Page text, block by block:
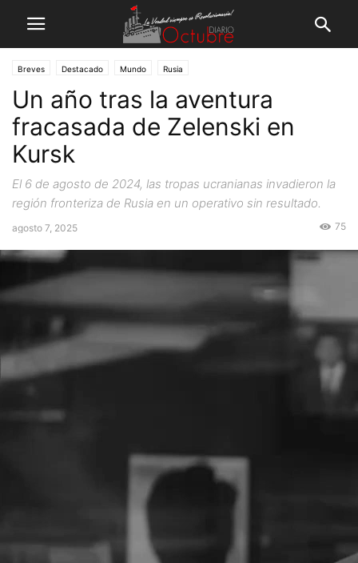
Breves Destacado Mundo Rusia
Un año tras la aventura
fracasada de Zelenski en
Kursk
El 6 de agosto de 2024, las tropas ucranianas invadieron la
región fronteriza de Rusia en un operativo sin resultado.
agosto 7, 2025 75